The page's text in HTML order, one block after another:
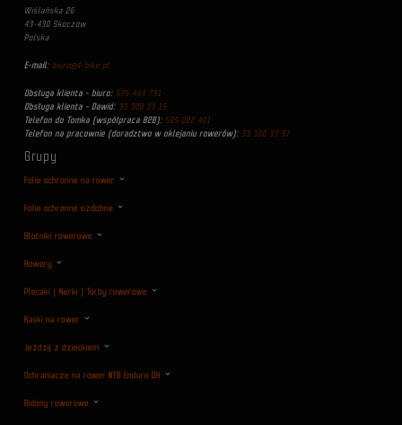
Wiślańska 26
43-430 Skoczów
Polska
E-mail: biuro@4-bike.pl
Obsługa klienta - biuro: 575 444 731
Obsługa klienta - Dawid: 33 300 33 15
Telefon do Tomka (współpraca B2B): 505 002 401
Telefon na pracownie (doradztwo w oklejaniu rowerów): 33 300 33 97
Grupy
Folie ochronne na rower
Folie ochronne ozdobne
Błotniki rowerowe
Rowery
Plecaki | Nerki | Torby rowerowe
Kaski na rower
Jeździj z dzieckiem
Ochraniacze na rower MTB Enduro DH
Bidony rowerowe